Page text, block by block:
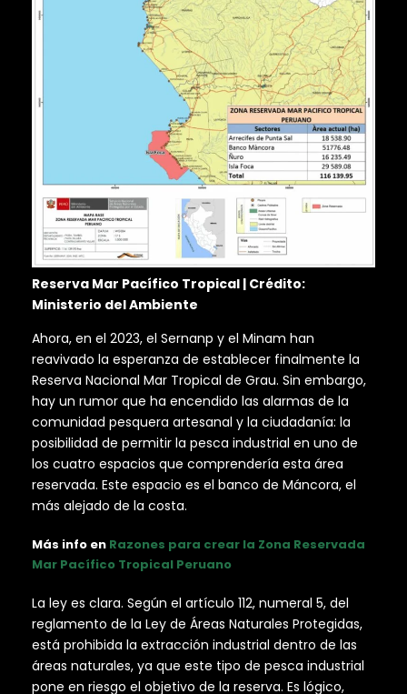
Reserva Mar Pacífico Tropical | Crédito:
Ministerio del Ambiente
Ahora, en el 2023, el Sernanp y el Minam han
reavivado la esperanza de establecer finalmente la
Reserva Nacional Mar Tropical de Grau. Sin embargo,
hay un rumor que ha encendido las alarmas de la
comunidad pesquera artesanal y la ciudadanía: la
posibilidad de permitir la pesca industrial en uno de
los cuatro espacios que comprendería esta área
reservada. Este espacio es el banco de Máncora, el
más alejado de la costa.
Más info en Razones para crear la Zona Reservada
Mar Pacífico Tropical Peruano
La ley es clara. Según el artículo 112, numeral 5, del
reglamento de la Ley de Áreas Naturales Protegidas,
está prohibida la extracción industrial dentro de las
áreas naturales, ya que este tipo de pesca industrial
pone en riesgo el objetivo de la reserva. Es lógico,